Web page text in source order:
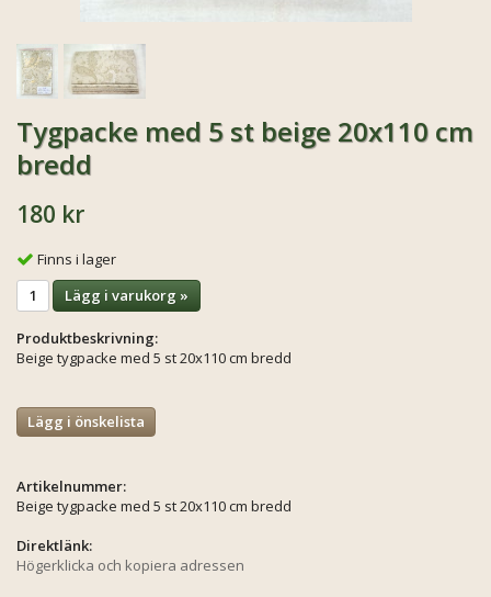
Tygpacke med 5 st beige 20x110 cm
bredd
180 kr
Finns i lager
Lägg i varukorg »
Produktbeskrivning:
Beige tygpacke med 5 st 20x110 cm bredd
Lägg i önskelista
Artikelnummer:
Beige tygpacke med 5 st 20x110 cm bredd
Direktlänk:
Högerklicka och kopiera adressen